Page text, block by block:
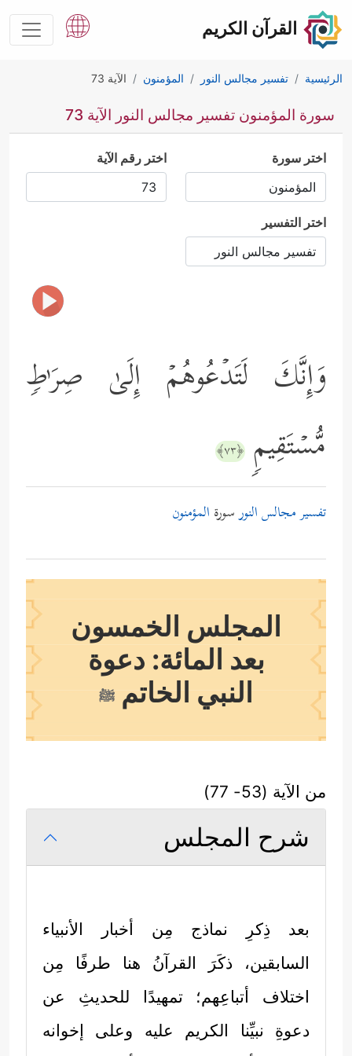
القرآن الكريم
الرئيسية تفسير مجالس النور المؤمنون الآية 73
سورة المؤمنون تفسير مجالس النور الآية 73
اختر سورة اختر رقم الآية
اختر التفسير
وَإِنَّكَ لَتَدۡعُوهُمۡ إِلَىٰ صِرَ ٰ⁠طࣲ
مُّسۡتَقِیمࣲ ﴿٧٣﴾
تفسير مجالس النورسورة المؤمنون
المجلس الخمسون
بعد المائة: دعوة
النبي الخاتم ﷺ
من الآية (53- 77)
شرح المجلس
بعد ذِكرِ نماذج مِن أخبار الأنبياء
السابقين، ذكَرَ القرآنُ هنا طرفًا مِن
اختلاف أتباعِهم؛ تمهيدًا للحديثِ عن
دعوةِ نبيِّنا الكريم عليه وعلى إخوانه